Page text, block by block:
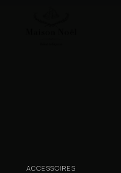
ACCESSOIRES